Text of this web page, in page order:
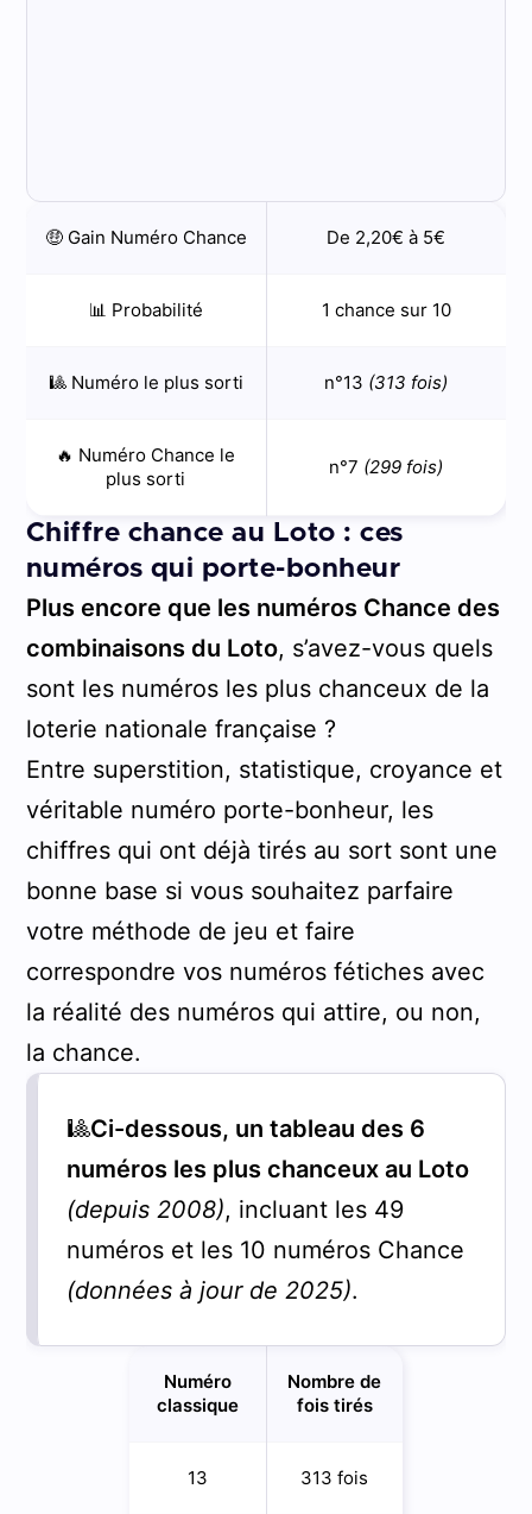
🤑 Gain Numéro Chance De 2,20€ à 5€
📊 Probabilité 1 chance sur 10
🎱 Numéro le plus sorti n°13 (313 fois)
🔥 Numéro Chance le
plus sorti
n°7 (299 fois)
Chiffre chance au Loto : ces
numéros qui porte-bonheur
Plus encore que les numéros Chance des
combinaisons du Loto, s’avez-vous quels
sont les numéros les plus chanceux de la
loterie nationale française ?
Entre superstition, statistique, croyance et
véritable numéro porte-bonheur, les
chiffres qui ont déjà tirés au sort sont une
bonne base si vous souhaitez parfaire
votre méthode de jeu et faire
correspondre vos numéros fétiches avec
la réalité des numéros qui attire, ou non,
la chance.
🎱Ci-dessous, un tableau des 6
numéros les plus chanceux au Loto
(depuis 2008), incluant les 49
numéros et les 10 numéros Chance
(données à jour de 2025).
Numéro
classique
Nombre de
fois tirés
13 313 fois